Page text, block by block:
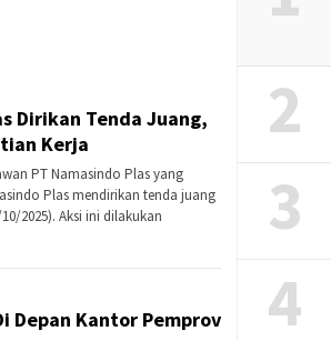
Dirikan Tenda Juang,
Kerja
PT Namasindo Plas yang
Plas mendirikan tenda juang
2025). Aksi ini dilakukan
Depan Kantor Pemprov
2
3
4